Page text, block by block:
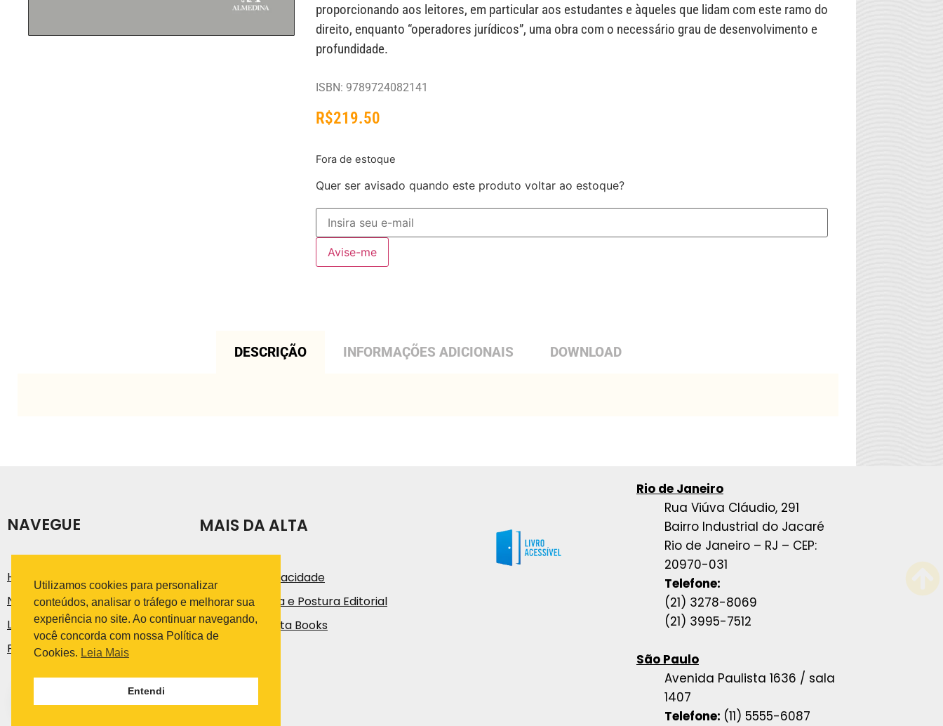
proporcionando aos leitores, em particular aos estudantes e àqueles que lidam com este ramo do
direito, enquanto “operadores jurídicos”, uma obra com o necessário grau de desenvolvimento e
profundidade.
ISBN: 9789724082141
R$219.50
Fora de estoque
Quer ser avisado quando este produto voltar ao estoque?
Avise-me
DESCRIÇÃO INFORMAÇÕES ADICIONAIS DOWNLOAD
NAVEGUE
História
Notícias e Artigos
Loja
Fale Conosco
MAIS DA ALTA
Política de Privacidade
Código de Ética e Postura Editorial
Trabalhe na Alta Books
Rio de Janeiro
Rua Viúva Cláudio, 291
Bairro Industrial do Jacaré
Rio de Janeiro – RJ – CEP:
20970-031
Telefone:
(21) 3278-8069
(21) 3995-7512
São Paulo
Avenida Paulista 1636 / sala
1407
Telefone: (11) 5555-6087
Utilizamos cookies para personalizar
conteúdos, analisar o tráfego e melhorar sua
experiência no site. Ao continuar navegando,
você concorda com nossa Política de
Cookies. Leia Mais
Entendi